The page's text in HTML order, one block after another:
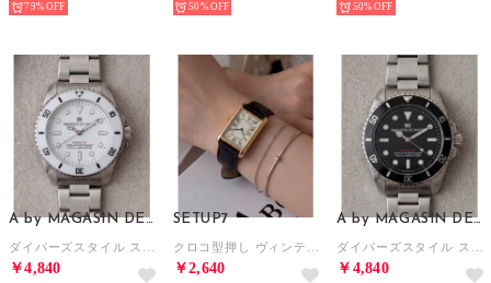
79% 50% 50%
A by MAGASIN DE MODE
￥4,840
SETUP7
￥2,640
A by MAGASIN DE MODE
￥4,840